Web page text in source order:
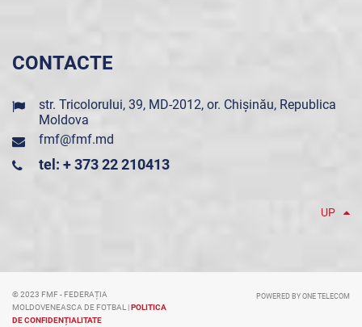
CONTACTE
str. Tricolorului, 39, MD-2012, or. Chișinău, Republica
Moldova
fmf@fmf.md
tel: + 373 22 210413
UP
© 2023 FMF - FEDERAȚIA
MOLDOVENEASCA DE FOTBAL |POLITICA
DE CONFIDENȚIALITATE
POWERED BY ONE TELECOM